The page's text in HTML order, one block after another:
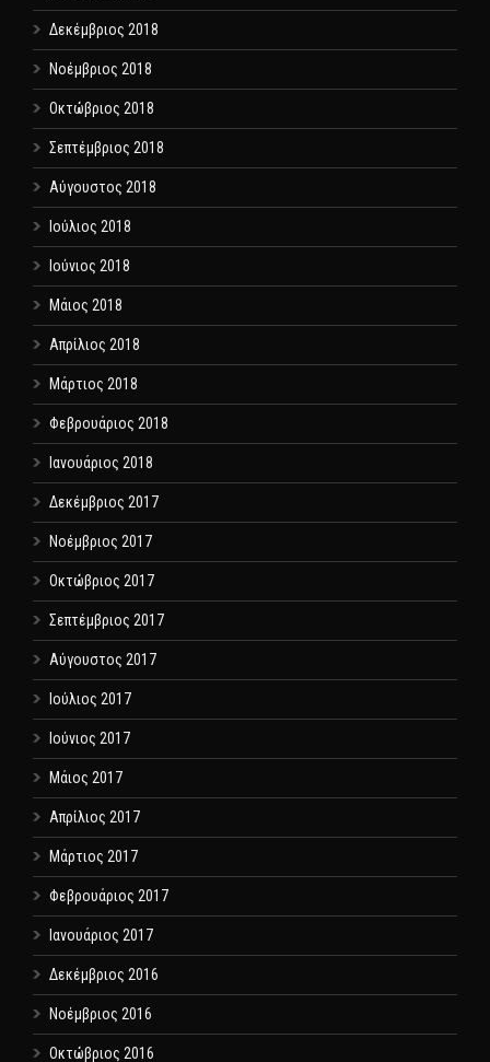
Δεκέμβριος 2018
Νοέμβριος 2018
Οκτώβριος 2018
Σεπτέμβριος 2018
Αύγουστος 2018
Ιούλιος 2018
Ιούνιος 2018
Μάιος 2018
Απρίλιος 2018
Μάρτιος 2018
Φεβρουάριος 2018
Ιανουάριος 2018
Δεκέμβριος 2017
Νοέμβριος 2017
Οκτώβριος 2017
Σεπτέμβριος 2017
Αύγουστος 2017
Ιούλιος 2017
Ιούνιος 2017
Μάιος 2017
Απρίλιος 2017
Μάρτιος 2017
Φεβρουάριος 2017
Ιανουάριος 2017
Δεκέμβριος 2016
Νοέμβριος 2016
Οκτώβριος 2016